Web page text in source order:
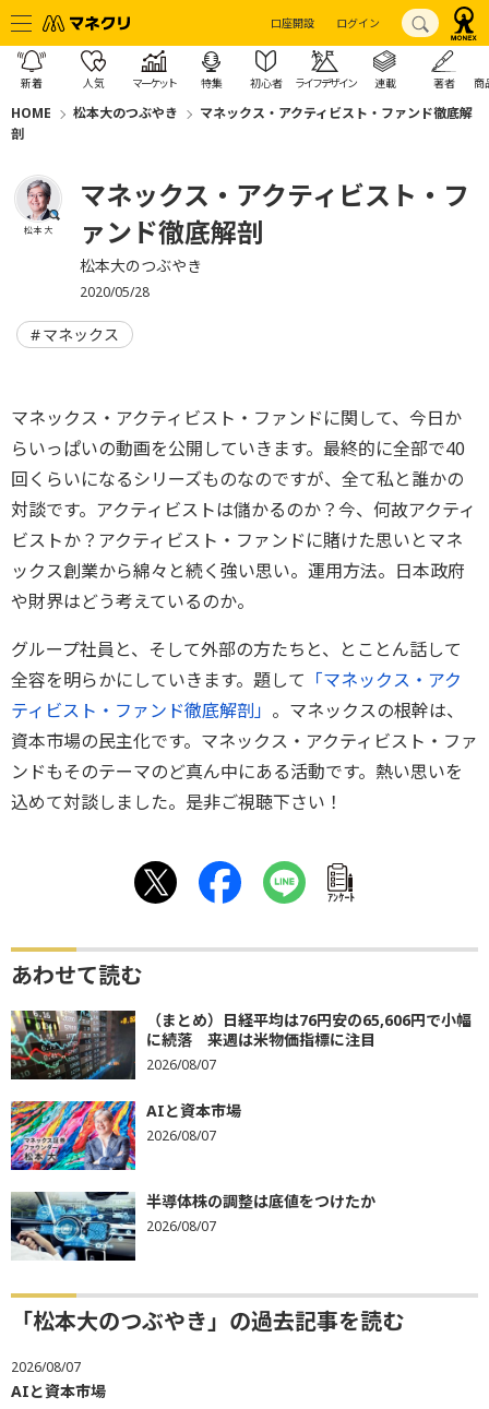
口座開設 ログイン
新着 人気 マーケット 特集 初心者 ライフデザイン 連載 著者 商
HOME 松本大のつぶやき
マネックス・アクティビスト・ファンド徹底解
剖
松本 大
マネックス・アクティビスト・フ
ァンド徹底解剖
松本大のつぶやき
2020/05/28
マネックス
マネックス・アクティビスト・ファンドに関して、今日か
らいっぱいの動画を公開していきます。最終的に全部で40
回くらいになるシリーズものなのですが、全て私と誰かの
対談です。アクティビストは儲かるのか？今、何故アクティ
ビストか？アクティビスト・ファンドに賭けた思いとマネ
ックス創業から綿々と続く強い思い。運用方法。日本政府
や財界はどう考えているのか。
グループ社員と、そして外部の方たちと、とことん話して
全容を明らかにしていきます。題して 「マネックス・アク
ティビスト・ファンド徹底解剖」 。マネックスの根幹は、
資本市場の民主化です。マネックス・アクティビスト・ファ
ンドもそのテーマのど真ん中にある活動です。熱い思いを
込めて対談しました。是非ご視聴下さい！
ｱﾝｹｰﾄ
あわせて読む
（まとめ）日経平均は76円安の65,606円で小幅
に続落 来週は米物価指標に注目
2026/08/07
AIと資本市場
2026/08/07
半導体株の調整は底値をつけたか
2026/08/07
「松本大のつぶやき」の過去記事を読む
2026/08/07
AIと資本市場